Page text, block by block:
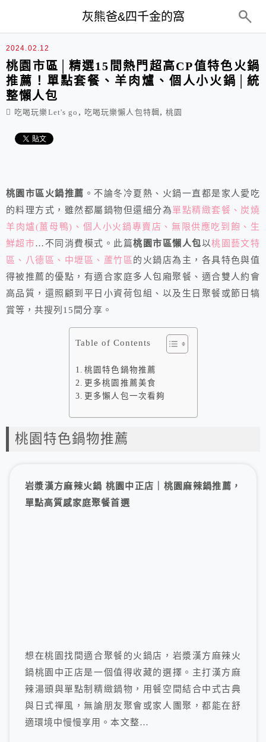
灰熊爸&四千金的窩
2024.02.12
桃園市區│精選15間熱門超高CP值特色火鍋
推薦！單點套餐、羊肉爐、個人小火鍋│統
整懶人包
吃喝玩樂Let's go , 吃喝玩樂懶人包特輯,桃園
桃園市區火鍋推薦 。不論冬冷夏熱、火鍋一直都是家人愛吃
的料理方式，雖然都屬鍋物但還細分為單點精緻套餐、炭燒
羊肉爐(薑母鴨)、個人小火鍋專賣店、無限供應吃到飽、生
鮮超市…不同消費模式。此篇桃園市區懶人包以桃園藝文特
區、八德區、中壢區、蘆竹區 的火鍋店為主，各具特色與值
得被推薦的優點，有適合家庭多人包廂聚餐、適合雙人約會
高品質，還照顧到平日小資荷包組、以及生日聚餐或節日犒
賞等，共搜列15間分享。
Table of Contents
桃園特色鍋物推薦
更多桃園推薦美食
更多懶人包一次看夠
桃園特色鍋物推薦
岩漿漢方麻辣火鍋 桃園中正店｜桃園麻辣鍋推薦，
單點高質感家庭聚餐首選
想在桃園找間適合聚餐的火鍋店，岩漿漢方麻辣火
鍋桃園中正店是一個值得收藏的選擇。主打漢方麻
辣湯頭與單點制精緻鍋物，用餐空間結合中式古典
與日式禪風，無論朋友聚會或家人團聚，都能在舒
適環境中慢慢享用。本文整…